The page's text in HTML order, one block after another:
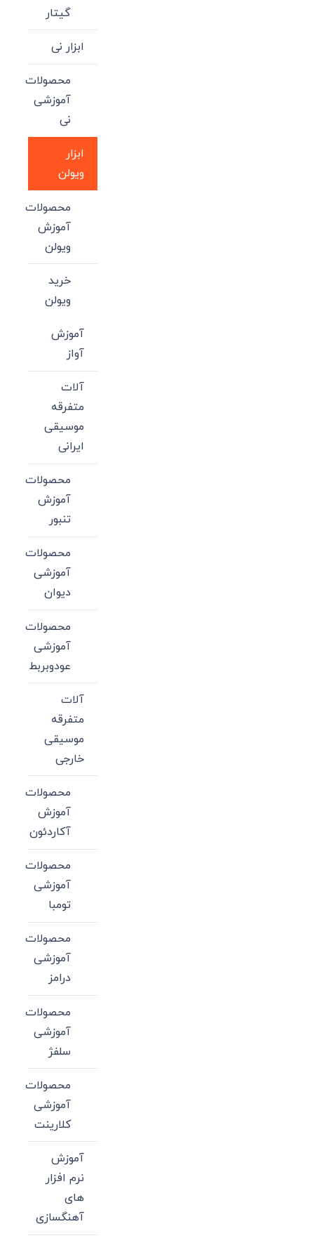
گیتار
ابزار نی
محصولات
آموزشی
نی
ابزار
ویولن
محصولات
آموزش
ویولن
خرید
ویولن
آموزش
آواز
آلات
متفرقه
موسیقی
ایرانی
محصولات
آموزش
تنبور
محصولات
آموزشی
دیوان
محصولات
آموزشی
عودوبربط
آلات
متفرقه
موسیقی
خارجی
محصولات
آموزش
آکاردئون
محصولات
آموزشی
تومبا
محصولات
آموزشی
درامز
محصولات
آموزشی
سلفژ
محصولات
آموزشی
کلارینت
آموزش
نرم افزار
های
آهنگسازی